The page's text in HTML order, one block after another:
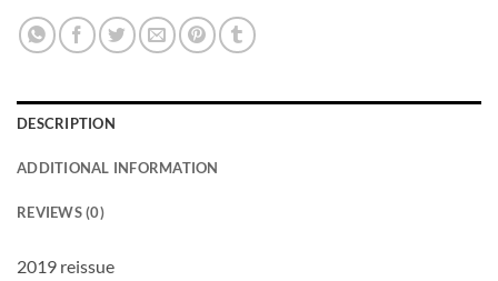
DESCRIPTION
ADDITIONAL INFORMATION
REVIEWS (0)
2019 reissue